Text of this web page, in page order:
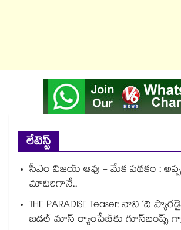
లేటెస్ట్
సీఎం విజయ్ ఆవు - మేక పథకం :
మాదిరిగానే..
THE PARADISE Teaser: నాని ‘ది
జడల్ మాస్ ర్యాంపేజ్‌కు గూస్‌బంప్స్